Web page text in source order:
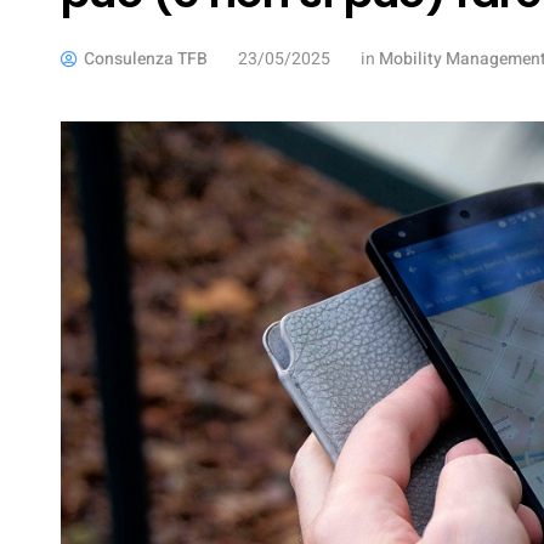
Consulenza TFB 23/05/2025 in Mobility